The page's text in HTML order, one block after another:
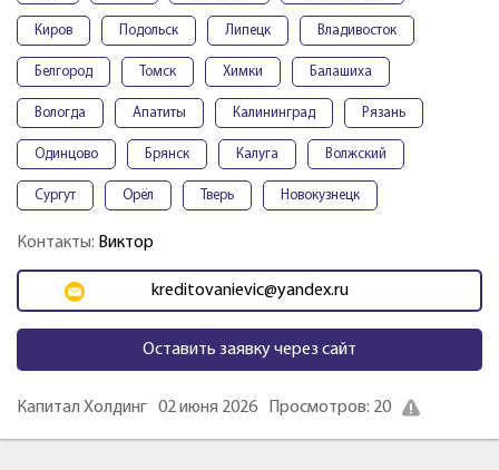
Киров Подольск Липецк Владивосток
Белгород Томск Химки Балашиха
Вологда Апатиты Калининград Рязань
Одинцово Брянск Калуга Волжский
Сургут Орёл Тверь Новокузнецк
Контакты: Виктор
kreditovanievic@yandex.ru
Оставить заявку через сайт
Капитал Холдинг 02 июня 2026 Просмотров: 20